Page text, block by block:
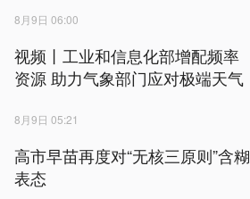
8月9日 06:00
视频丨工业和信息化部增配频率
资源 助力气象部门应对极端天气
8月9日 05:21
高市早苗再度对“无核三原则”含糊
表态